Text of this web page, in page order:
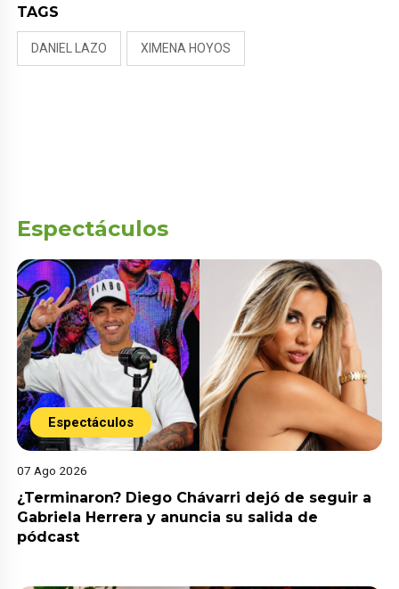
TAGS
DANIEL LAZO XIMENA HOYOS
Espectáculos
Espectáculos
07 Ago 2026
¿Terminaron? Diego Chávarri dejó de seguir a
Gabriela Herrera y anuncia su salida de
pódcast